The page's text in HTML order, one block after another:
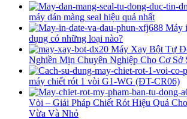
máy dán màng seal hiệu quả nhất
Máy
dụng có những loại nào?
Máy Xay Bột Tự
Nghiền Mịn Chuyên Nghiệp Cho Cơ Sở
máy chiết rót 1 vòi G1-WG (ĐT-CR06)
Vòi – Giải Pháp Chiết Rót Hiệu Quả
Vừa Và Nhỏ